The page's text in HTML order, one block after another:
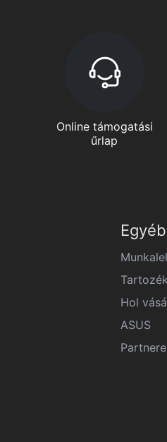
Online támogatási
űrlap
Hol
ASUS